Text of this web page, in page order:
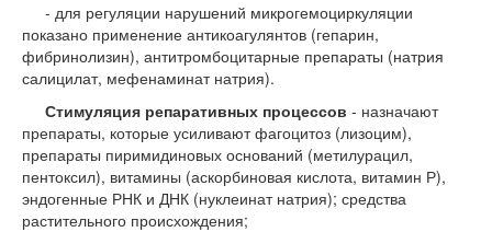
- для регуляции нарушений микрогемоциркуляции
показано применение антикоагулянтов (гепарин,
фибринолизин), антитромбоцитарные препараты (натрия
салицилат, мефенаминат натрия).
Стимуляция репаративных процессов - назначают
препараты, которые усиливают фагоцитоз (лизоцим),
препараты пиримидиновых оснований (метилурацил,
пентоксил), витамины (аскорбиновая кислота, витамин Р),
эндогенные РНК и ДНК (нуклеинат натрия); средства
растительного происхождения;